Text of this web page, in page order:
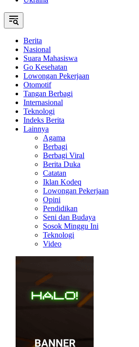
Berita
Nasional
Suara Mahasiswa
Go Kesehatan
Lowongan Pekerjaan
Otomotif
Tangan Berbagi
Internasional
Teknologi
Indeks Berita
Lainnya
Agama
Berbagi
Berbagi Viral
Berita Duka
Catatan
Iklan Kodeq
Lowongan Pekerjaan
Opini
Pendidikan
Seni dan Budaya
Sosok Minggu Ini
Teknologi
Video